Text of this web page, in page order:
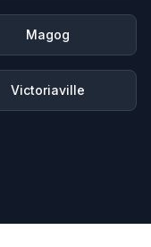
Magog
Victoriaville